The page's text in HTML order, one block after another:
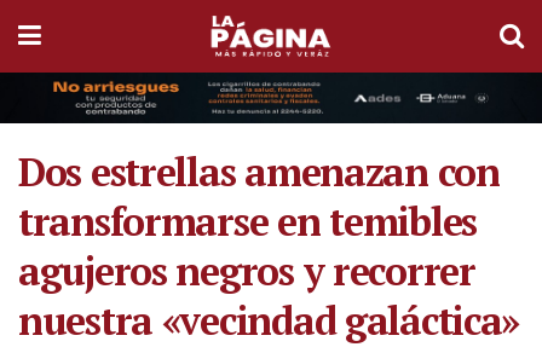
Dos estrellas amenazan con
transformarse en temibles
agujeros negros y recorrer
nuestra «vecindad galáctica»